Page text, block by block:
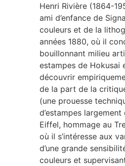
Henri Rivière (1864-
ami d’enfance de
couleurs et de la
années 1880, où il
bouillonnant milieu
estampes de Hokusai
découvrir
de la part de la
(une prouesse
d’estampes
Eiffel, hommage au
où il s’intéresse aux
d’une grande
couleurs et